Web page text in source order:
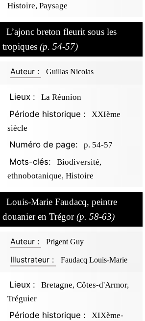
Histoire, Paysage
L’ajonc breton fleurit sous les
tropiques (p. 54-57)
Auteur : Guillas Nicolas
Lieux : La Réunion
Période historique :
XXIème
siècle
Numéro de page: p. 54-57
Mots-clés:
Biodiversité,
ethnobotanique, Histoire
Louis-Marie Faudacq, peintre
douanier en Trégor(p. 58-63)
Auteur : Prigent Guy
Illustrateur : Faudacq Louis-Marie
Lieux :
Bretagne, Côtes-d'Armor,
Tréguier
Période historique :
XIXème-